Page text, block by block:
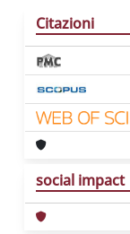
Citazioni
social impact